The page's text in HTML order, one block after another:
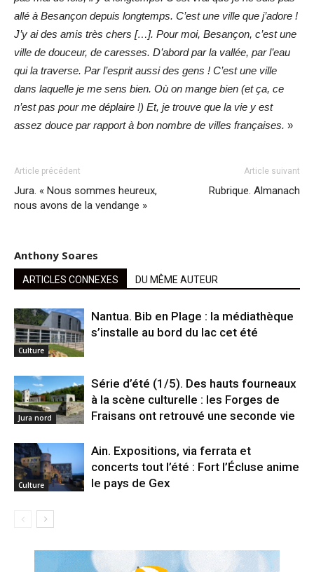
allé à Besançon depuis longtemps. C’est une ville que j’adore !
J’y ai des amis très chers […]. Pour moi, Besançon, c’est une
ville de douceur, de caresses. D’abord par la vallée, par l’eau
qui la traverse. Par l’esprit aussi des gens ! C’est une ville
dans laquelle je me sens bien. Où on mange bien (et ça, ce
n’est pas pour me déplaire !) Et, je trouve que la vie y est
assez douce par rapport à bon nombre de villes françaises. »
Article précédent
Jura. « Nous sommes heureux,
nous avons de la vendange »
Article suivant
Rubrique. Almanach
Anthony Soares
ARTICLES CONNEXES DU MÊME AUTEUR
Culture
Nantua. Bib en Plage : la médiathèque
s’installe au bord du lac cet été
Jura nord
Série d’été (1/5). Des hauts fourneaux
à la scène culturelle : les Forges de
Fraisans ont retrouvé une seconde vie
Culture
Ain. Expositions, via ferrata et
concerts tout l’été : Fort l’Écluse anime
le pays de Gex